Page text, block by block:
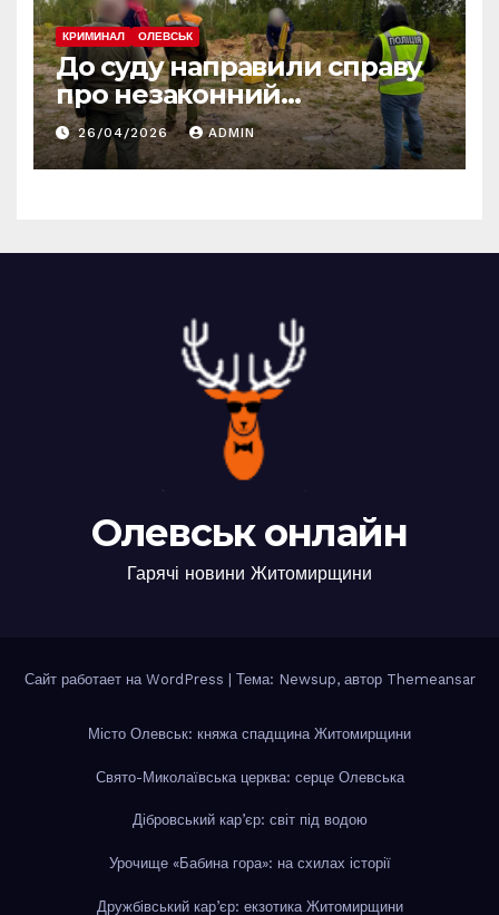
КРИМИНАЛ ОЛЕВСЬК
До суду направили справу
про незаконний
промисловий видобуток
пісковику на Олевщині
26/04/2026 ADMIN
Олевськ онлайн
Гарячі новини Житомирщини
Сайт работает на WordPress Тема: Newsup, автор Themeansar
Місто Олевськ: княжа спадщина Житомирщини
Свято-Миколаївська церква: серце Олевська
Дібровський кар’єр: світ під водою
Урочище «Бабина гора»: на схилах історії
Дружбівський кар’єр: екзотика Житомирщини